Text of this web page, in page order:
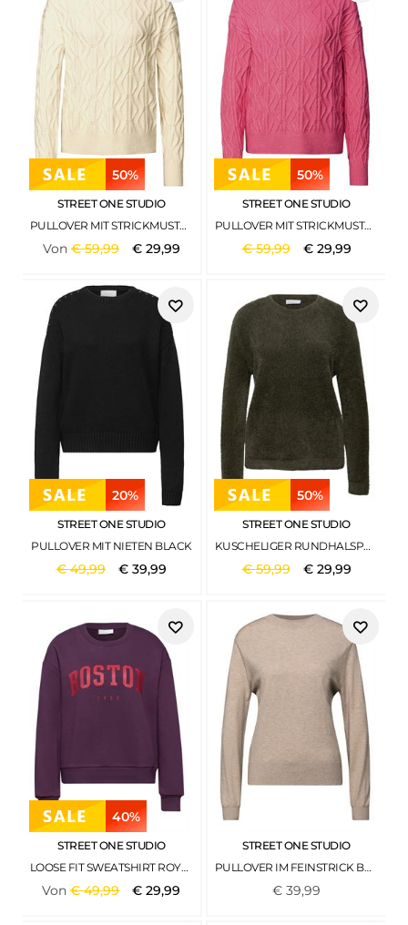
50%
STREET ONE STUDIO
PULLOVER MIT STRICKMUSTER SOFT BEIGE
Von €59,99 € 29,99
50%
STREET ONE STUDIO
PULLOVER MIT STRICKMUSTER CANDY PINK MEL.
€59,99 € 29,99
20%
STREET ONE STUDIO
PULLOVER MIT NIETEN BLACK
€49,99 € 39,99
50%
STREET ONE STUDIO
KUSCHELIGER RUNDHALSPULLOVER HOLLOW GREEN
€59,99 € 29,99
40%
STREET ONE STUDIO
LOOSE FIT SWEATSHIRT ROYAL PLUM
Von€49,99 €29,99
STREET ONE STUDIO
PULLOVER IM FEINSTRICK BUFFED BEIGE MEL.
€39,99